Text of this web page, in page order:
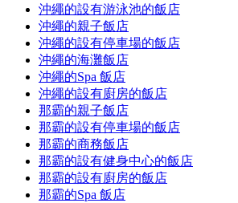
沖繩的設有游泳池的飯店
沖繩的親子飯店
沖繩的設有停車場的飯店
沖繩的海灘飯店
沖繩的Spa 飯店
沖繩的設有廚房的飯店
那霸的親子飯店
那霸的設有停車場的飯店
那霸的商務飯店
那霸的設有健身中心的飯店
那霸的設有廚房的飯店
那霸的Spa 飯店